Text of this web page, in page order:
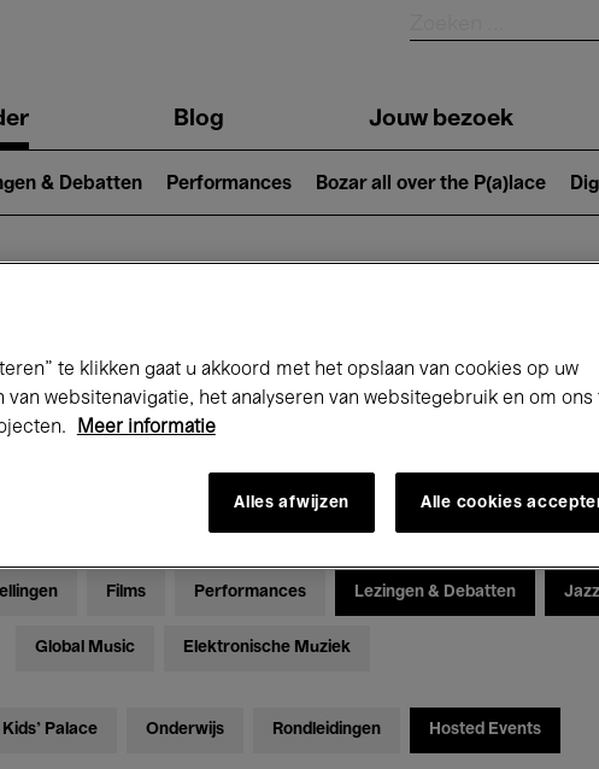
Blog Jouw bezoek
& Debatten Performances Bozar all over the P(a)lace
Films Performances Lezingen & Debatten Jazz
Global Music Elektronische Muziek
Kids’ Palace Onderwijs Rondleidingen Hosted Events
te klikken gaat u akkoord met het opslaan van cookies op uw
websitenavigatie, het analyseren van websitegebruik en om ons
Meer informatie
Alles afwijzen Alle cookies